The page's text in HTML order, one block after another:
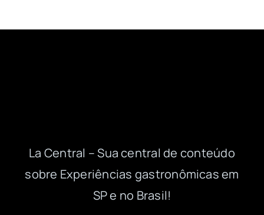
La Central – Sua central de conteúdo
sobre Experiências gastronômicas em
SP e no Brasil!